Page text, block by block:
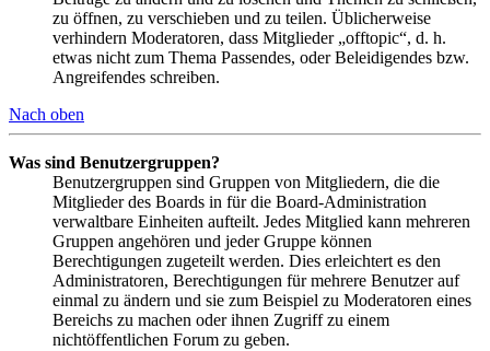
zu öffnen, zu verschieben und zu teilen. Üblicherweise
verhindern Moderatoren, dass Mitglieder „offtopic“, d. h.
etwas nicht zum Thema Passendes, oder Beleidigendes bzw.
Angreifendes schreiben.
Nach oben
Was sind Benutzergruppen?
Benutzergruppen sind Gruppen von Mitgliedern, die die
Mitglieder des Boards in für die Board-Administration
verwaltbare Einheiten aufteilt. Jedes Mitglied kann mehreren
Gruppen angehören und jeder Gruppe können
Berechtigungen zugeteilt werden. Dies erleichtert es den
Administratoren, Berechtigungen für mehrere Benutzer auf
einmal zu ändern und sie zum Beispiel zu Moderatoren eines
Bereichs zu machen oder ihnen Zugriff zu einem
nichtöffentlichen Forum zu geben.